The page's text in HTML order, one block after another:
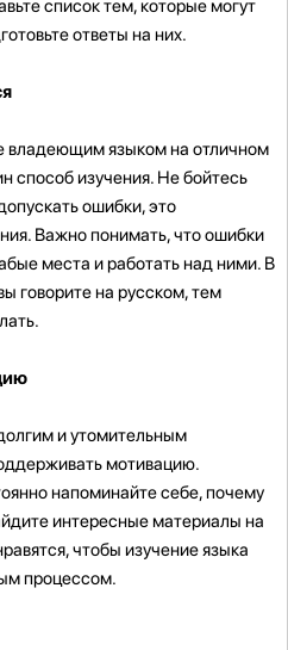
список тем, которые могут
ответы на них.
владеющим языком на отличном
способ изучения. Не бойтесь
ошибки, это
Важно понимать, что ошибки
места и работать над ними. В
говорите на русском, тем
и утомительным
мотивацию.
напоминайте себе, почему
интересные материалы на
чтобы изучение языка
процессом.